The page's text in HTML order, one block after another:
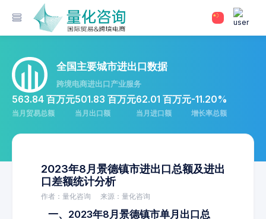
全国主要城市进出口数据
跨境电商进出口产业服务
563.84 百万元
当月贸易总额
501.83 百万元
当月出口额
62.01 百万元
当月进口额
-11.20%
增长率总额
2023年8月景德镇市进出口总额及进出
口差额统计分析
作者：量化咨询 来源：量化咨询
一、2023年8月景德镇市单月出口总